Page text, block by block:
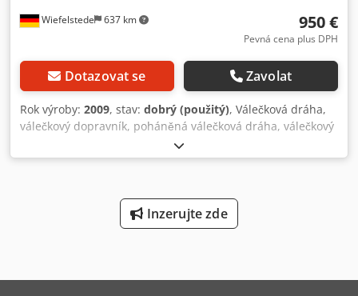
Wiefelstede 637 km 950 €
Pevná cena plus DPH
Dotazovat se Zavolat
Rok výroby: 2009, stav: dobrý (použitý), Válečková dráha,
válečkový dopravník, poháněná válečková dráha, válečkový
pás - robustní provedení - elektrický pohon - pohonný
motor: 0,37 kW, 76 ot/min - šířka válečků: 1450 mm -
výška: 950 mm, nastavitelná - pohon: řemenem Credpob A
S Uhjfx Ap Aef - počet: k dispozici 5 válečkových drah -
Inzerujte zde